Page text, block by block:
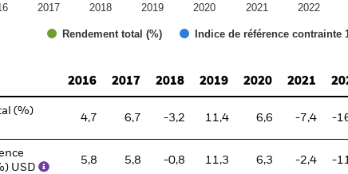
Rendement total (%) Indice de référence contrainte
2017 2018 2019 2020 2021 2022
2016
2017 2018 2019 2020 2021
(%)
4,7 6,7 -3,2 11,4 6,6 -7,4 -
USD
5,8 5,8 -0,8 11,3 6,3 -2,4 -